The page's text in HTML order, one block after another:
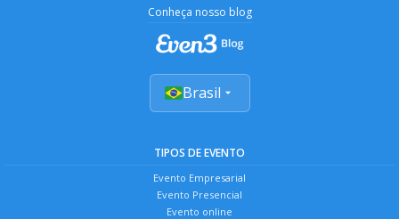
Conheça nosso blog
Brasil
TIPOS DE EVENTO
Evento Empresarial
Evento Presencial
Evento online